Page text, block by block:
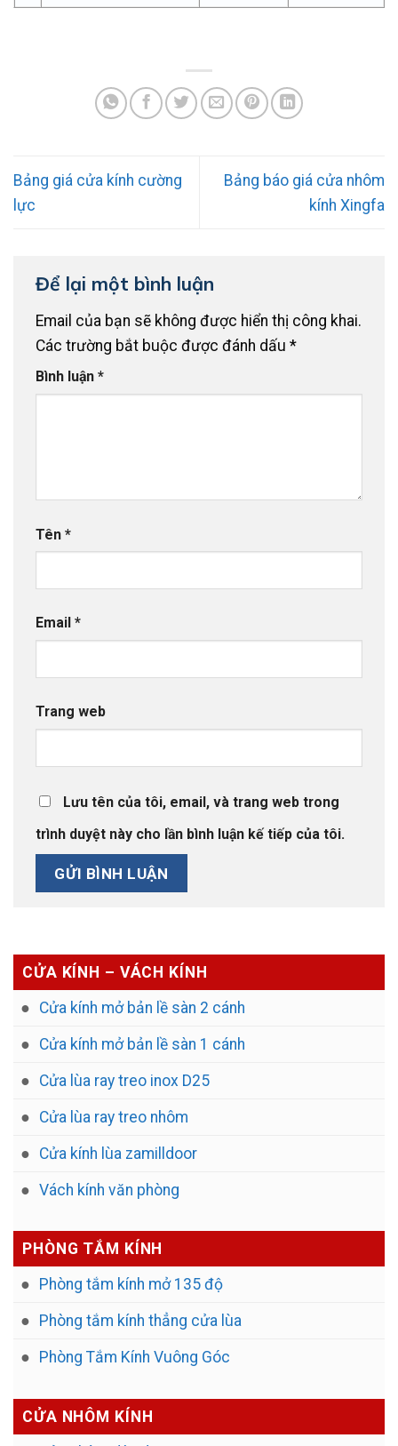
Bảng giá cửa kính cường
lực
Bảng báo giá cửa nhôm
kính Xingfa
Để lại một bình luận
Email của bạn sẽ không được hiển thị công khai.
Các trường bắt buộc được đánh dấu *
Bình luận *
Tên *
Email *
Trang web
Lưu tên của tôi, email, và trang web trong
trình duyệt này cho lần bình luận kế tiếp của tôi.
CỬA KÍNH – VÁCH KÍNH
Cửa kính mở bản lề sàn 2 cánh
Cửa kính mở bản lề sàn 1 cánh
Cửa lùa ray treo inox D25
Cửa lùa ray treo nhôm
Cửa kính lùa zamilldoor
Vách kính văn phòng
PHÒNG TẮM KÍNH
Phòng tắm kính mở 135 độ
Phòng tắm kính thẳng cửa lùa
Phòng Tắm Kính Vuông Góc
CỬA NHÔM KÍNH